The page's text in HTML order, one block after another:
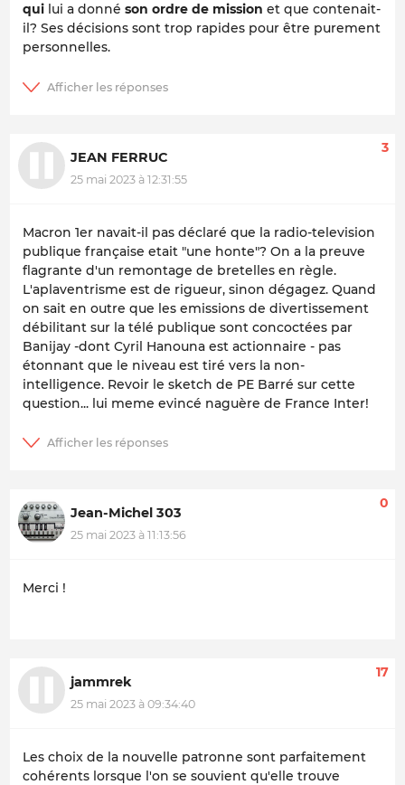
qui lui a donné son ordre de mission et que contenait-
il? Ses décisions sont trop rapides pour être purement
personnelles.
JEAN FERRUC
25 mai 2023 à 12:31:55
3
Macron 1er navait-il pas déclaré que la radio-television
publique française etait "une honte"? On a la preuve
flagrante d'un remontage de bretelles en règle.
L'aplaventrisme est de rigueur, sinon dégagez. Quand
on sait en outre que les emissions de divertissement
débilitant sur la télé publique sont concoctées par
Banijay -dont Cyril Hanouna est actionnaire - pas
étonnant que le niveau est tiré vers la non-
intelligence. Revoir le sketch de PE Barré sur cette
question... lui meme evincé naguère de France Inter!
Jean-Michel 303
25 mai 2023 à 11:13:56
0
Merci !
jammrek
25 mai 2023 à 09:34:40
17
Les choix de la nouvelle patronne sont parfaitement
cohérents lorsque l'on se souvient qu'elle trouve